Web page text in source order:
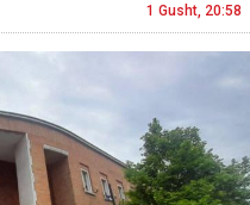
1 Gusht, 20:58